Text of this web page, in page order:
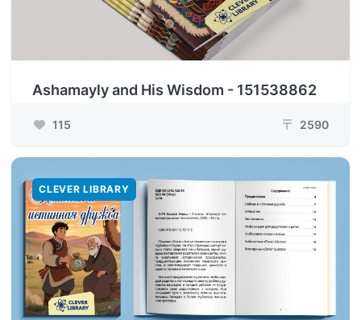
Ashamayly and His Wisdom - 151538862
115 ₸ 2590
CLEVER LIBRARY